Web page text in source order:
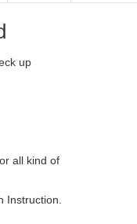
up
all kind of
Instruction.